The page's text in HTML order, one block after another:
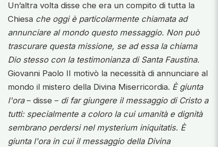
Un’altra volta disse che era un compito di tutta la
Chiesa che oggi è particolarmente chiamata ad
annunciare al mondo questo messaggio. Non può
trascurare questa missione, se ad essa la chiama
Dio stesso con la testimonianza di Santa Faustina.
Giovanni Paolo II motivò la necessità di annunciare al
mondo il mistero della Divina Miserricordia. È giunta
l'ora– disse – di far giungere il messaggio di Cristo a
tutti: specialmente a coloro la cui umanità e dignità
sembrano perdersi nel mysterium iniquitatis. È
giunta l'ora in cui il messaggio della Divina